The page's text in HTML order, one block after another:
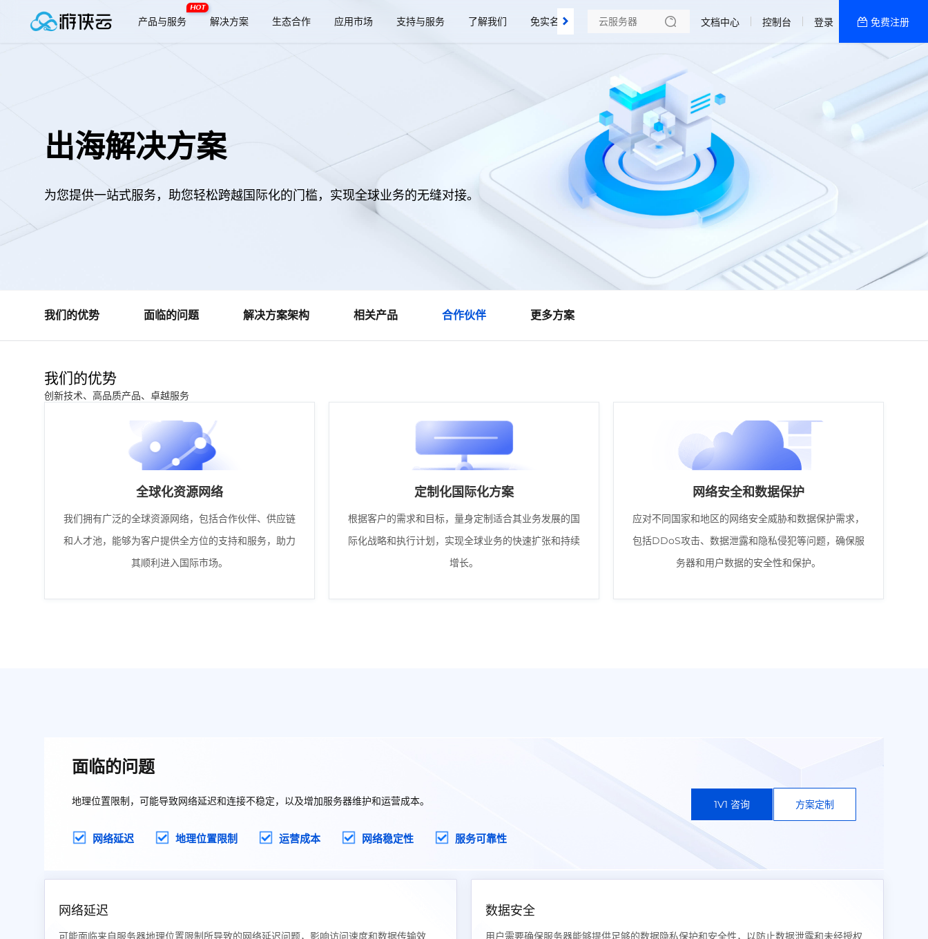
产品与服务
HOT
解决方案 生态合作 应用市场 支持与服务 了解我们
免实名域名、SSL证书
香港精品-企业款
美国200G高防
活动机型
香港优化-商用款
文档中心 控制台 登录 免费注册
出海解决方案
为您提供一站式服务，助您轻松跨越国际化的门槛，实现全球业务的无缝对接。
我们的优势 面临的问题 解决方案架构 相关产品 合作伙伴 更多方案
我们的优势
创新技术、高品质产品、卓越服务
全球化资源网络
我们拥有广泛的全球资源网络，包括合作伙伴、供应链
和人才池，能够为客户提供全方位的支持和服务，助力
其顺利进入国际市场。
定制化国际化方案
根据客户的需求和目标，量身定制适合其业务发展的国
际化战略和执行计划，实现全球业务的快速扩张和持续
增长。
网络安全和数据保护
应对不同国家和地区的网络安全威胁和数据保护需求，
包括DDoS攻击、数据泄露和隐私侵犯等问题，确保服
务器和用户数据的安全性和保护。
面临的问题
地理位置限制，可能导致网络延迟和连接不稳定，以及增加服务器维护和运营成本。
网络延迟 地理位置限制 运营成本 网络稳定性 服务可靠性
1V1 咨询 方案定制
网络延迟
可能面临来自服务器地理位置限制所导致的网络延迟问题，影响访问速度和数据传输效
数据安全
用户需要确保服务器能够提供足够的数据隐私保护和安全性，以防止数据泄露和未经授权